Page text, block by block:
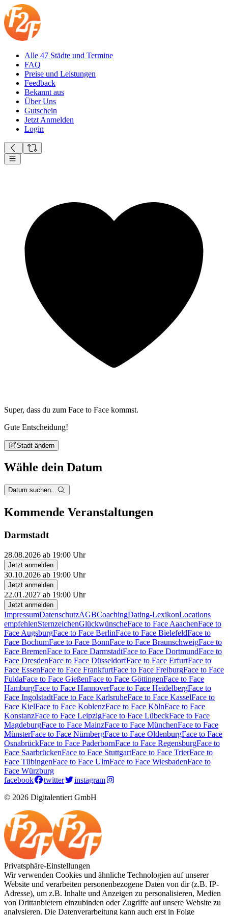
Alle 47 Städte und Termine
FAQ
Preise und Leistungen
Feedback
Bekannt aus
Über Uns
Gutschein
Jetzt Anmelden
Login
Super, dass du zum Face to Face kommst.
Gute Entscheidung!
Stadt ändern
Wähle dein Datum
Datum suchen...
Kommende Veranstaltungen
Darmstadt
28.08.2026 ab 19:00 Uhr
Jetzt anmelden
30.10.2026 ab 19:00 Uhr
Jetzt anmelden
22.01.2027 ab 19:00 Uhr
Jetzt anmelden
ImpressumDatenschutzAGBCoachingDating-LexikonLocations
empfehlenSternzeichenGlückwünscheFace to Face AaachenFace to
Face AugsburgFace to Face BerlinFace to Face BielefeldFace to
Face BochumFace to Face BonnFace to Face BraunschweigFace to
Face BremenFace to Face DarmstadtFace to Face DortmundFace to
Face DresdenFace to Face DüsseldorfFace to Face ErfurtFace to
Face EssenFace to Face FrankfurtFace to Face FreiburgFace to Face
FuldaFace to Face GießenFace to Face GöttingenFace to Face
HamburgFace to Face HannoverFace to Face HeidelbergFace to
Face IngolstadtFace to Face KarlsruheFace to Face KasselFace to
Face KielFace to Face KoblenzFace to Face KölnFace to Face
KonstanzFace to Face LeipzigFace to Face LübeckFace to Face
MagdeburgFace to Face MainzFace to Face MünchenFace to Face
MünsterFace to Face NürnbergFace to Face OldenburgFace to Face
OsnabrückFace to Face PaderbornFace to Face RegensburgFace to
Face SaarbrückenFace to Face StuttgartFace to Face TrierFace to
Face TübingenFace to Face UlmFace to Face WiesbadenFace to
Face Würzburg
facebook
twitter
instagram
© 2026 Digitalentiert GmbH
Privatsphäre-Einstellungen
Wir verwenden Cookies und ähnliche Technologien auf unserer
Website und verarbeiten personenbezogene Daten von dir (z.B. IP-
Adresse), um z.B. Inhalte und Anzeigen zu personalisieren, Medien
von Drittanbietern einzubinden oder Zugriffe auf unsere Website zu
analysieren. Die Datenverarbeitung kann auch erst in Folge